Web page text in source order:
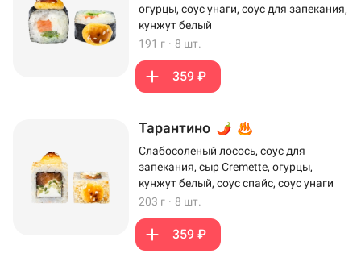
огурцы, соус унаги, соус для запекания,
кунжут белый
191 г · 8 шт.
359 ₽
Тарантино
Слабосоленый лосось, соус для
запекания, сыр Cremette, огурцы,
кунжут белый, соус спайс, соус унаги
203 г · 8 шт.
359 ₽